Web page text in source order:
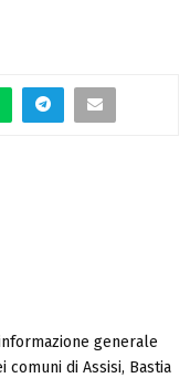
generale
di Assisi, Bastia